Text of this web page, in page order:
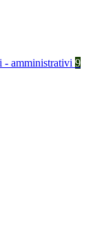
- amministrativi 9